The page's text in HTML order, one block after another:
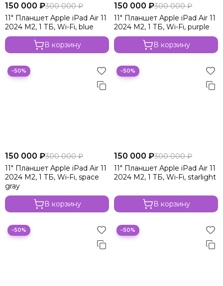
Apple iPad Pro 11 2024 M4 Wi-Fi
Apple iPad Pro 11 M4 2024 Wi-Fi+Cell
Apple iPad Pro 13 2024 M4
Apple iPad Air 11 2024 M2 Wi-Fi
Apple iPad Air 11 M2 Wi-Fi+Cell
Apple iPad Air 13 2024 M2 Wi-Fi
Apple iPad Air 13 M2 2024 Wi-Fi+Cell
150 000 ₽300 000 ₽
11" Планшет Apple iPad Air 11
2024 M2, 1 ТБ, Wi-Fi, blue
В корзину
150 000 ₽300 000 ₽
11" Планшет Apple iPad Air 11
2024 M2, 1 ТБ, Wi-Fi, purple
В корзину
−50%
150 000 ₽300 000 ₽
11" Планшет Apple iPad Air 11
2024 M2, 1 ТБ, Wi-Fi, space
gray
В корзину
−50%
150 000 ₽300 000 ₽
11" Планшет Apple iPad Air 11
2024 M2, 1 ТБ, Wi-Fi, starlight
В корзину
−50% −50%